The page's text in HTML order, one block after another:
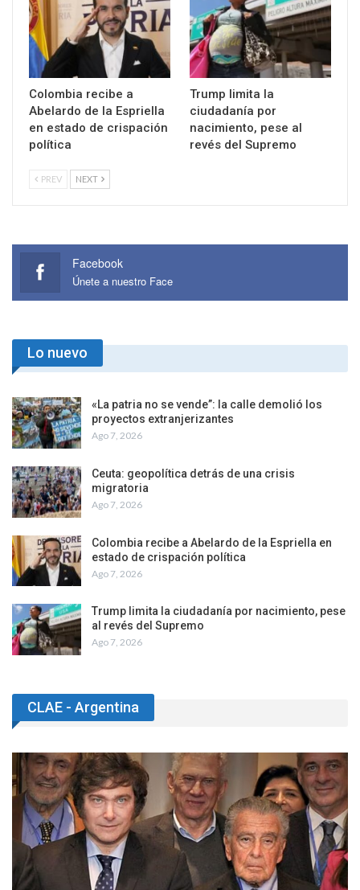
Colombia recibe a
Abelardo de la Espriella
en estado de crispación
política
Trump limita la
ciudadanía por
nacimiento, pese al
revés del Supremo
PREV NEXT
Facebook
Únete a nuestro Face
Lo nuevo
«La patria no se vende”: la calle demolió los
proyectos extranjerizantes
Ago 7, 2026
Ceuta: geopolítica detrás de una crisis
migratoria
Ago 7, 2026
Colombia recibe a Abelardo de la Espriella en
estado de crispación política
Ago 7, 2026
Trump limita la ciudadanía por nacimiento, pese
al revés del Supremo
Ago 7, 2026
CLAE - Argentina